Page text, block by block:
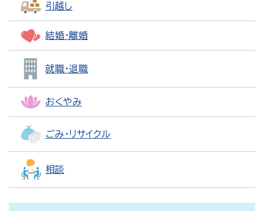
引越し
結婚・離婚
就職・退職
おくやみ
ごみ・リサイクル
相談